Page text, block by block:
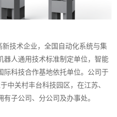
技术企业，全国自动化系统与集
器人通用技术标准制定单位，智能
际科技合作基地依托单位。公司于
中关村丰台科技园区，在江苏、
子公司、分公司及办事处。